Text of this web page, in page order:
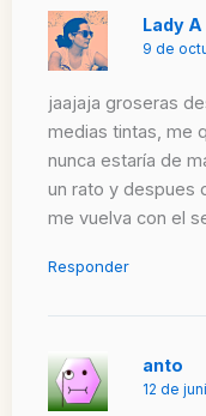
Lady A
9 de
jaajaja groseras
medias tintas, me
nunca estaría de
un rato y despues
me vuelva con el
Responder
anto
12 de